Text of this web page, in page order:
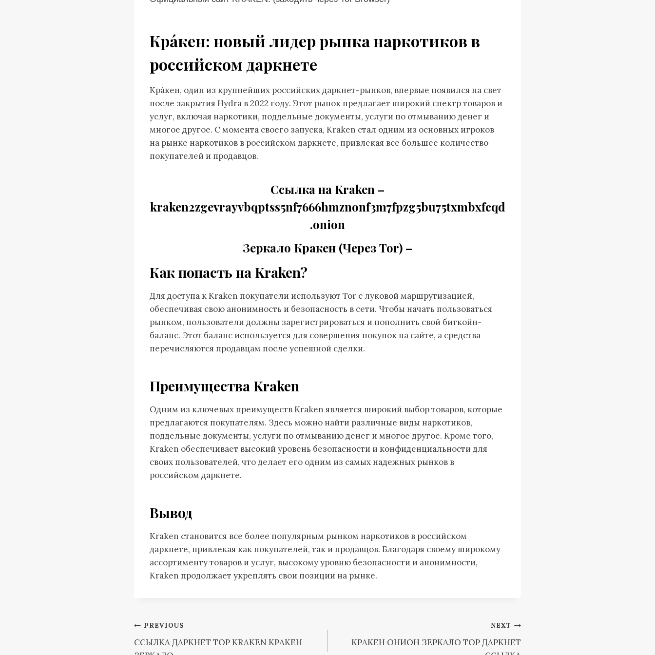
Кра́кен: новый лидер рынка наркотиков в
российском даркнете
Кра́кен, один из крупнейших российских даркнет-рынков, впервые появился на свет
после закрытия Hydra в 2022 году. Этот рынок предлагает широкий спектр товаров и
услуг, включая наркотики, поддельные документы, услуги по отмыванию денег и
многое другое. С момента своего запуска, Kraken стал одним из основных игроков
на рынке наркотиков в российском даркнете, привлекая все большее количество
покупателей и продавцов.
Cсылка на Kraken –
kraken2zgevrayvbqptss5nf7666hmznonf3m7fpzg5bu75txmbxfcqd
.onion
Зеркало Кракен (Через Tor) –
Как попасть на Kraken?
Для доступа к Kraken покупатели используют Tor с луковой маршрутизацией,
обеспечивая свою анонимность и безопасность в сети. Чтобы начать пользоваться
рынком, пользователи должны зарегистрироваться и пополнить свой биткойн-
баланс. Этот баланс используется для совершения покупок на сайте, а средства
перечисляются продавцам после успешной сделки.
Преимущества Kraken
Одним из ключевых преимуществ Kraken является широкий выбор товаров, которые
предлагаются покупателям. Здесь можно найти различные виды наркотиков,
поддельные документы, услуги по отмыванию денег и многое другое. Кроме того,
Kraken обеспечивает высокий уровень безопасности и конфиденциальности для
своих пользователей, что делает его одним из самых надежных рынков в
российском даркнете.
Вывод
Kraken становится все более популярным рынком наркотиков в российском
даркнете, привлекая как покупателей, так и продавцов. Благодаря своему широкому
ассортименту товаров и услуг, высокому уровню безопасности и анонимности,
Kraken продолжает укреплять свои позиции на рынке.
Post
navigation
PREVIOUS
ССЫЛКА ДАРКНЕТ ТОР KRAKEN КРАКЕН
NEXT
КРАКЕН ОНИОН ЗЕРКАЛО ТОР ДАРКНЕТ